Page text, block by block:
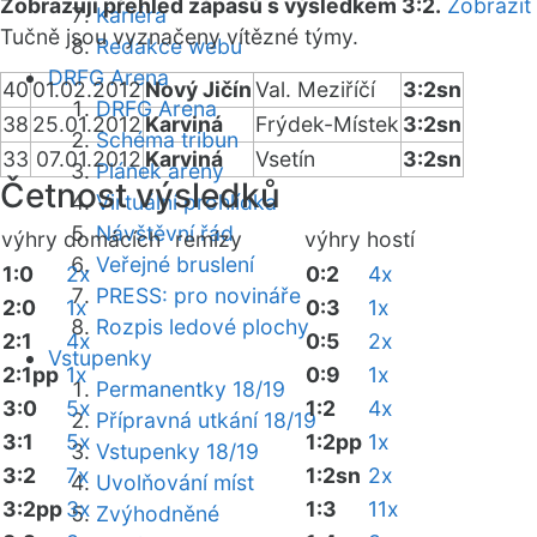
Kariéra
Redakce webu
DRFG Arena
DRFG Arena
Schéma tribun
Plánek areny
Virtuální prohlídka
Návštěvní řád
Veřejné bruslení
PRESS: pro novináře
Rozpis ledové plochy
Vstupenky
Permanentky 18/19
Přípravná utkání 18/19
Vstupenky 18/19
Uvolňování míst
Zvýhodněné
Zobrazuji přehled zápasů s výsledkem 3:2. Zobrazit
Tučně jsou vyznačeny vítězné týmy.
4001.02.2012Nový JičínVal. Meziříčí
3:2sn
38 25.01.2012Karviná Frýdek-Místek 3:2sn
33 07.01.2012 Karviná Vsetín 3:2sn
Četnost výsledků
výhry domácíchremízy výhry hostí
1:0
2x
2:0
1x
2:1
4x
2:1pp 1x
3:0
5x
3:1
5x
3:2
7x
3:2pp3x
0:2
4x
0:3
1x
0:5
2x
0:9
1x
1:2
4x
1:2pp 1x
1:2sn 2x
1:3
11x